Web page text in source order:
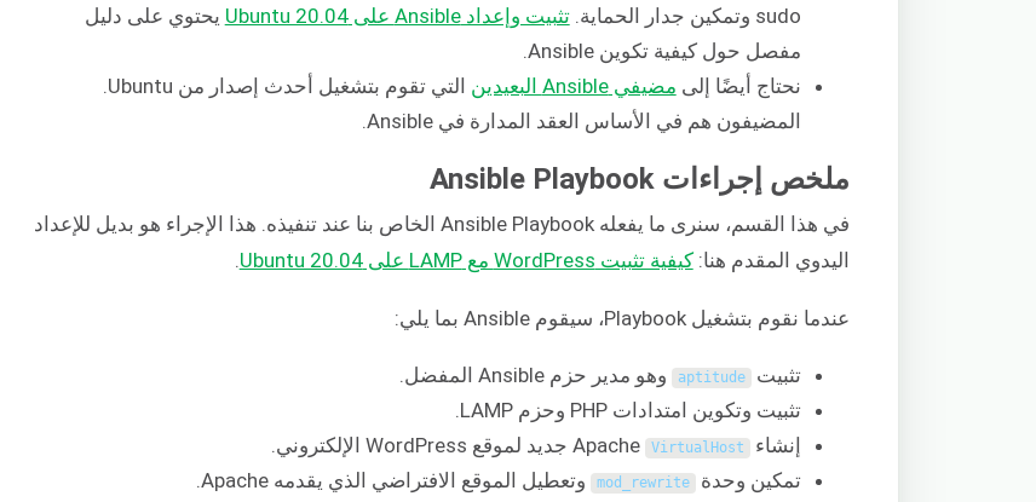
sudo وتمكين جدار الحماية.
تثبيت وإعداد Ansible على Ubuntu 20.04
يحتوي على دليل
مفصل حول كيفية تكوين Ansible.
نحتاج أيضًا إلى مضيفي Ansible البعيدين
التي تقوم بتشغيل أحدث إصدار من Ubuntu.
المضيفون هم في الأساس العقد المدارة في Ansible.
ملخص إجراءات Ansible Playbook
في هذا القسم، سنرى ما يفعله Ansible Playbook الخاص بنا عند تنفيذه. هذا الإجراء هو بديل للإعداد
اليدوي المقدم هنا:كيفية تثبيت WordPress مع LAMP على Ubuntu 20.04
عندما نقوم بتشغيل Playbook، سيقوم Ansible بما يلي:
تثبيت aptitude وهو مدير حزم Ansible المفضل.
تثبيت وتكوين امتدادات PHP وحزم LAMP.
إنشاء Apache VirtualHost
جديد لموقع WordPress الإلكتروني.
تمكين وحدة mod_rewrite وتعطيل الموقع الافتراضي الذي يقدمه Apache.